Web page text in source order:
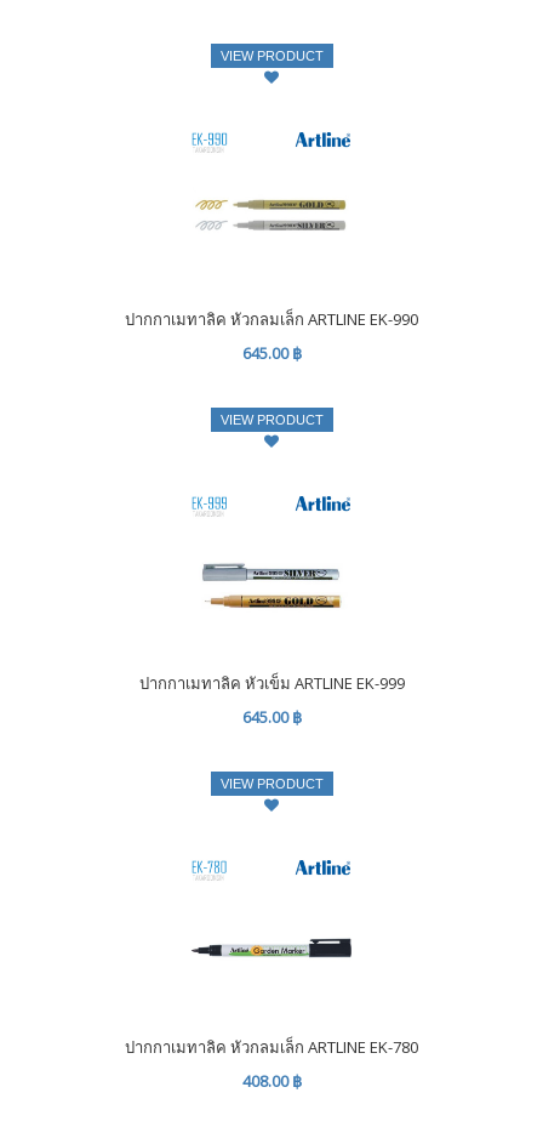
VIEW PRODUCT
ปากกาเมทาลิค หัวกลมเล็ก ARTLINE EK-990
645.00 ฿
VIEW PRODUCT
ปากกาเมทาลิค หัวเข็ม ARTLINE EK-999
645.00 ฿
VIEW PRODUCT
ปากกาเมทาลิค หัวกลมเล็ก ARTLINE EK-780
408.00 ฿